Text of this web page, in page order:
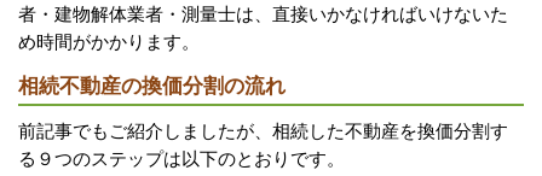
者・建物解体業者・測量士は、直接いかなければいけないた
め時間がかかります。
相続不動産の換価分割の流れ
前記事でもご紹介しましたが、相続した不動産を換価分割す
る９つのステップは以下のとおりです。